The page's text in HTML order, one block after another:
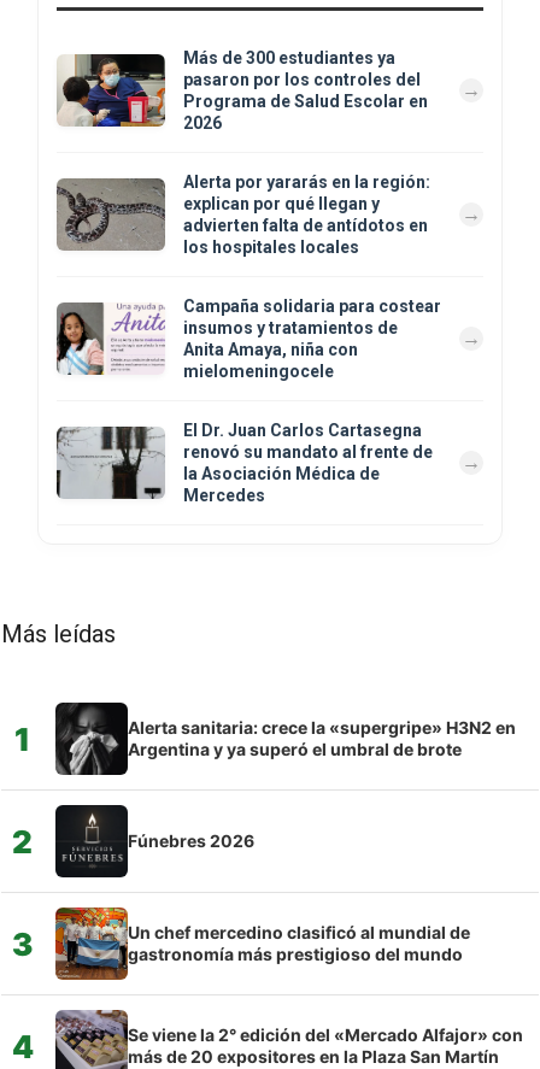
Más de 300 estudiantes ya
pasaron por los controles del
Programa de Salud Escolar en
2026
Alerta por yararás en la región:
explican por qué llegan y
advierten falta de antídotos en
los hospitales locales
Campaña solidaria para costear
insumos y tratamientos de
Anita Amaya, niña con
mielomeningocele
El Dr. Juan Carlos Cartasegna
renovó su mandato al frente de
la Asociación Médica de
Mercedes
Más leídas
1
Alerta sanitaria: crece la «supergripe» H3N2 en
Argentina y ya superó el umbral de brote
2 Fúnebres 2026
3
Un chef mercedino clasificó al mundial de
gastronomía más prestigioso del mundo
4
Se viene la 2° edición del «Mercado Alfajor» con
más de 20 expositores en la Plaza San Martín